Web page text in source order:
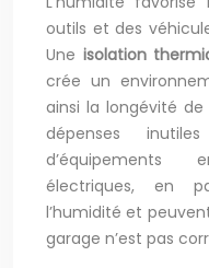
outils et des
Une isolation
crée un
ainsi la longévité
dépenses
d’équipements
électriques, en
l’humidité et
garage n’est pas